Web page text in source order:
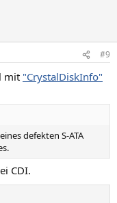
#9
mit "CrystalDiskInfo"
defekten S-ATA
CDI.